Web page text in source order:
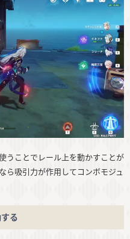
うことでレール上を動かすことが
ら吸引力が作用してコンボモジュ
る